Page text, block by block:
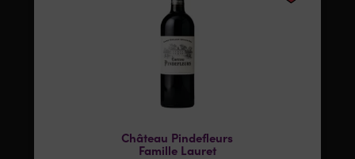
Château Pindefleurs
Famille Lauret